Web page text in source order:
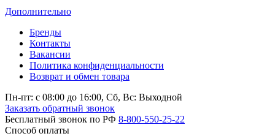
Дополнительно
Бренды
Контакты
Вакансии
Политика конфиденциальности
Возврат и обмен товара
Пн-пт: c 08:00 до 16:00, Сб, Вс: Выходной
Заказать обратный звонок
Бесплатный звонок по РФ 8-800-550-25-22
Способ оплаты